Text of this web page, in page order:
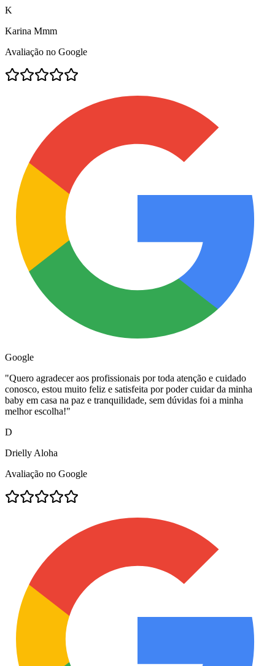
K
Karina Mmm
Avaliação no Google
Google
"Quero agradecer aos profissionais por toda atenção e cuidado
conosco, estou muito feliz e satisfeita por poder cuidar da minha
baby em casa na paz e tranquilidade, sem dúvidas foi a minha
melhor escolha!"
D
Drielly Aloha
Avaliação no Google